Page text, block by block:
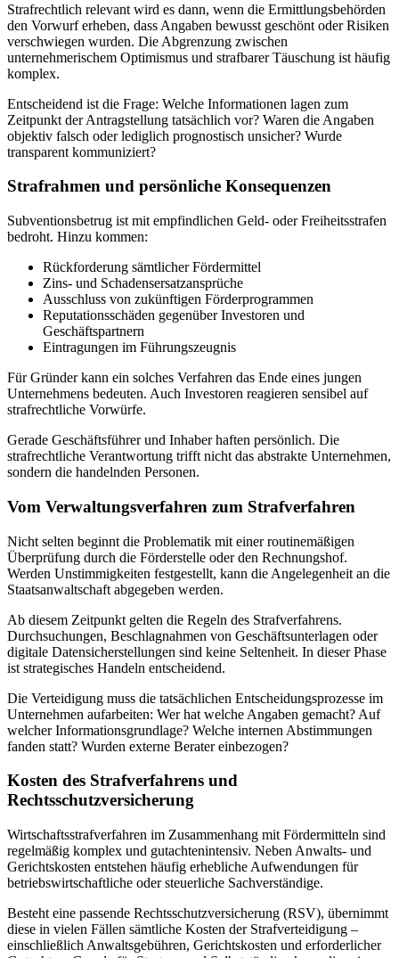
Strafrechtlich relevant wird es dann, wenn die Ermittlungsbehörden
den Vorwurf erheben, dass Angaben bewusst geschönt oder Risiken
verschwiegen wurden. Die Abgrenzung zwischen
unternehmerischem Optimismus und strafbarer Täuschung ist häufig
komplex.
Entscheidend ist die Frage: Welche Informationen lagen zum
Zeitpunkt der Antragstellung tatsächlich vor? Waren die Angaben
objektiv falsch oder lediglich prognostisch unsicher? Wurde
transparent kommuniziert?
Strafrahmen und persönliche Konsequenzen
Subventionsbetrug ist mit empfindlichen Geld- oder Freiheitsstrafen
bedroht. Hinzu kommen:
Rückforderung sämtlicher Fördermittel
Zins- und Schadensersatzansprüche
Ausschluss von zukünftigen Förderprogrammen
Reputationsschäden gegenüber Investoren und
Geschäftspartnern
Eintragungen im Führungszeugnis
Für Gründer kann ein solches Verfahren das Ende eines jungen
Unternehmens bedeuten. Auch Investoren reagieren sensibel auf
strafrechtliche Vorwürfe.
Gerade Geschäftsführer und Inhaber haften persönlich. Die
strafrechtliche Verantwortung trifft nicht das abstrakte Unternehmen,
sondern die handelnden Personen.
Vom Verwaltungsverfahren zum Strafverfahren
Nicht selten beginnt die Problematik mit einer routinemäßigen
Überprüfung durch die Förderstelle oder den Rechnungshof.
Werden Unstimmigkeiten festgestellt, kann die Angelegenheit an die
Staatsanwaltschaft abgegeben werden.
Ab diesem Zeitpunkt gelten die Regeln des Strafverfahrens.
Durchsuchungen, Beschlagnahmen von Geschäftsunterlagen oder
digitale Datensicherstellungen sind keine Seltenheit. In dieser Phase
ist strategisches Handeln entscheidend.
Die Verteidigung muss die tatsächlichen Entscheidungsprozesse im
Unternehmen aufarbeiten: Wer hat welche Angaben gemacht? Auf
welcher Informationsgrundlage? Welche internen Abstimmungen
fanden statt? Wurden externe Berater einbezogen?
Kosten des Strafverfahrens und
Rechtsschutzversicherung
Wirtschaftsstrafverfahren im Zusammenhang mit Fördermitteln sind
regelmäßig komplex und gutachtenintensiv. Neben Anwalts- und
Gerichtskosten entstehen häufig erhebliche Aufwendungen für
betriebswirtschaftliche oder steuerliche Sachverständige.
Besteht eine passende Rechtsschutzversicherung (RSV), übernimmt
diese in vielen Fällen sämtliche Kosten der Strafverteidigung –
einschließlich Anwaltsgebühren, Gerichtskosten und erforderlicher